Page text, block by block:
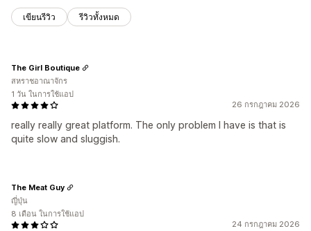
เขียนรีวิว รีวิวทั้งหมด
26 กรกฎาคม 2026
really really great platform. The only problem I have is that is
quite slow and sluggish.
The Girl Boutique
สหราชอาณาจักร
1 วัน ในการใช้แอป
24 กรกฎาคม 2026
The Meat Guy
ญี่ปุ่น
8 เดือน ในการใช้แอป